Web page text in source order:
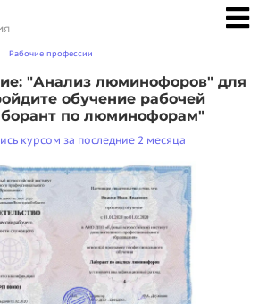
Рабочие профессии
"Анализ люминофоров" для
обучение рабочей
по люминофорам"
курсом за последние 2 месяца